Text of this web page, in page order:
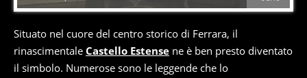
Situato nel cuore del centro storico di Ferrara, il
rinascimentale Castello Estense ne è ben presto diventato
il simbolo. Numerose sono le leggende che lo